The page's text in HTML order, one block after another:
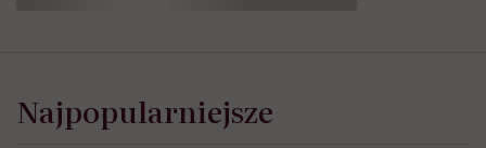
Najpopularniejsze